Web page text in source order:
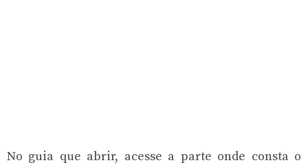
No guia que abrir, acesse a parte onde consta o